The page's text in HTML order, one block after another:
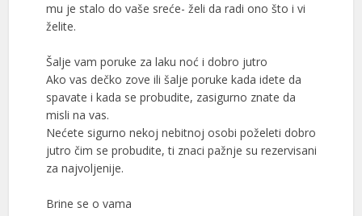
mu je stalo do vaše sreće- želi da radi ono što i vi
želite.
Šalje vam poruke za laku noć i dobro jutro
Ako vas dečko zove ili šalje poruke kada idete da
spavate i kada se probudite, zasigurno znate da
misli na vas.
Nećete sigurno nekoj nebitnoj osobi poželeti dobro
jutro čim se probudite, ti znaci pažnje su rezervisani
za najvoljenije.
Brine se o vama